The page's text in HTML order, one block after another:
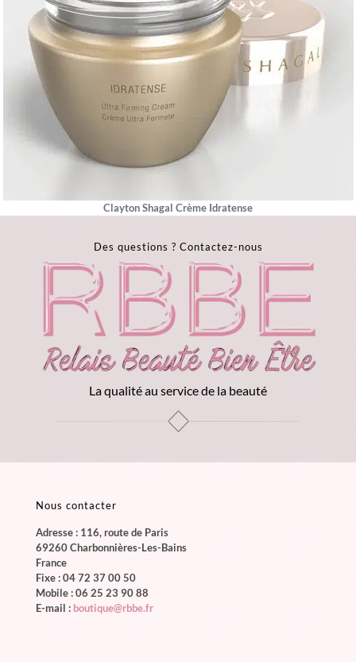
Clayton Shagal Crème Idratense
Des questions ? Contactez-nous
La qualité au service de la beauté
Nous contacter
Adresse : 116, route de Paris
69260 Charbonnières-Les-Bains
France
Fixe :04 72 37 00 50
Mobile :06 25 23 90 88
E-mail : boutique@rbbe.fr